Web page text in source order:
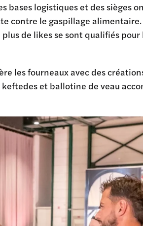
bases logistiques et des sièges
contre le gaspillage
de likes se sont qualifiés
les fourneaux avec des
et ballotine de veau